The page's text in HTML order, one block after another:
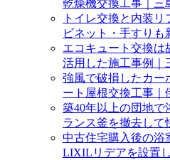
乾燥機交換工事｜三
トイレ交換と内装
ビネット・手すりも
エコキュート交換は
活用した施工事例｜
強風で破損したカー
ート屋根交換工事｜
築40年以上の団地
ランス釜を撤去して
中古住宅購入後の浴
LIXILリデアを設置